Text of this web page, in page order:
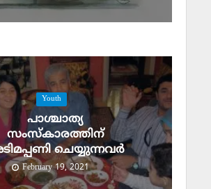
Youth
പാശ്ചാത്യ
സംസ്‌കാരത്തിന്
ചെയ്യുന്നവര്‍
February 19, 2021